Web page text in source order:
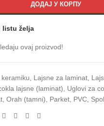
ДОДАЈ У КОРПУ
listu želja
ovaj proizvod!
Lajsne za laminat,
lajsne (laminat)
Uglovi za
, Orah (tamni) Parket, PVC,